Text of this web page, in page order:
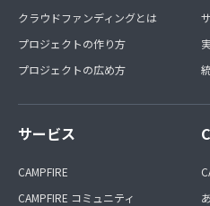
クラウドファンディングとは
プロジェクトの作り方
プロジェクトの広め方
サービス
CAMPFIRE
CAMPFIRE コミュニティ